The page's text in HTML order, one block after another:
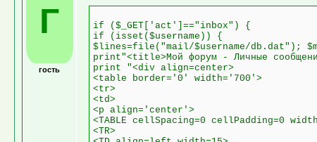
Г
гость
if ($_GET['act']=="inbox") {
if (isset($username)) {
$lines=file("mail/$username/db.dat");
print"<title>Мой форум - Личные
print "<div align=center>
<table border='0' width='700'>
<tr>
<td>
<p align='center'>
<TABLE cellSpacing=0 cellPadding=0
<TR>